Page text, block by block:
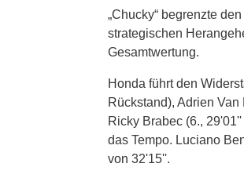
„Chucky“ begrenzte
strategischen
Gesamtwertung.
Honda führt den
Rückstand), Adrien
Ricky Brabec (6.,
das Tempo. Luciano
von 32'15''.